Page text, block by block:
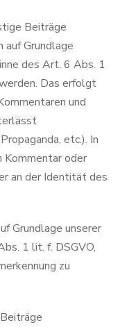
Beiträge
auf Grundlage
des Art. 6 Abs. 1
Das erfolgt
und
etc.). In
Kommentar oder
an der Identität des
Grundlage unserer
1 lit. f. DSGVO,
zu